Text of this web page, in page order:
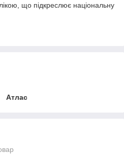
що підкреслює національну
Атлас